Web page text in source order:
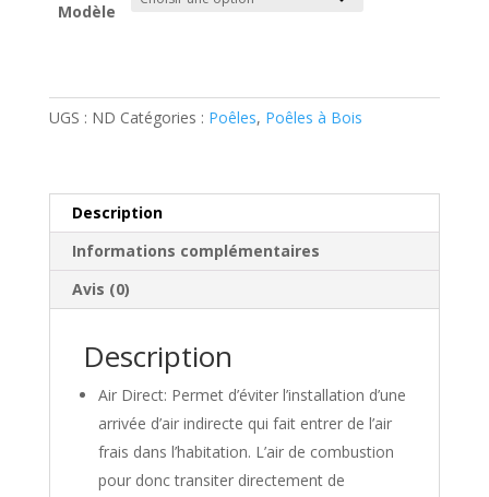
Modèle
Richard
-
Belleville
700
UGS : ND Catégories : Poêles, Poêles à Bois
Description
Informations complémentaires
Avis (0)
Description
Air Direct: Permet d’éviter l’installation d’une
arrivée d’air indirecte qui fait entrer de l’air
frais dans l’habitation. L’air de combustion
pour donc transiter directement de